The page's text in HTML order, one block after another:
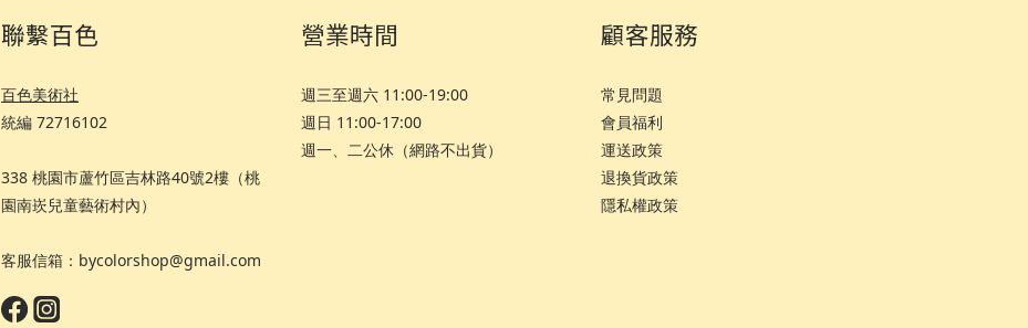
聯繫百色
百色美術社
統編 72716102
338 桃園市蘆竹區吉林路40號2樓（桃
園南崁兒童藝術村內）
客服信箱：bycolorshop@gmail.com
營業時間
週三至週六 11:00-19:00
週日 11:00-17:00
週一、二公休（網路不出貨）
顧客服務
常見問題
會員福利
運送政策
退換貨政策
隱私權政策